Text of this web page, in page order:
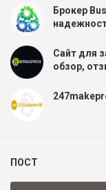
Брокер
Сайт для
обзор,
ПОСТ